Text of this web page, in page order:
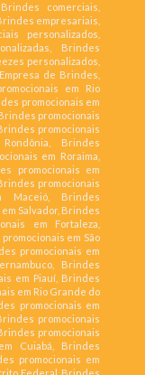
comerciais,
empresariais,
personalizados,
Brindes
personalizados,
de Brindes,
em Rio
promocionais em
promocionais
promocionais
Brindes
em Roraima,
promocionais em
promocionais
Maceió, Brindes
Salvador, Brindes
em Fortaleza,
em São
promocionais em
Brindes
em Piauí, Brindes
em Rio Grande do
promocionais em
promocionais
promocionais
Cuiabá, Brindes
promocionais em